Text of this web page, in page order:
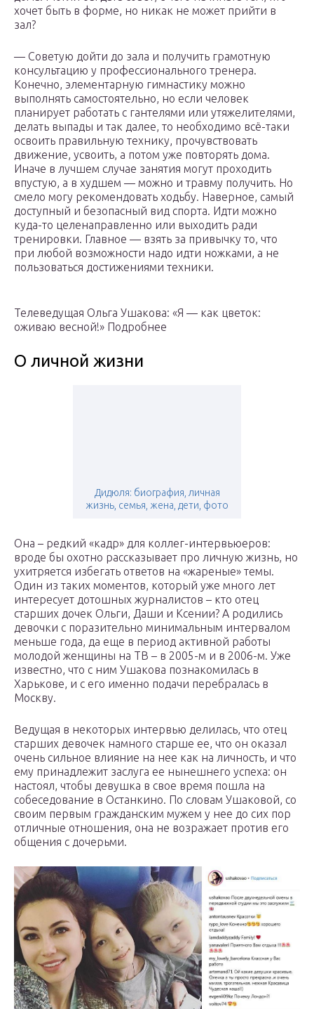
хочет быть в форме, но никак не может прийти в
зал?
— Советую дойти до зала и получить грамотную
консультацию у профессионального тренера.
Конечно, элементарную гимнастику можно
выполнять самостоятельно, но если человек
планирует работать с гантелями или утяжелителями,
делать выпады и так далее, то необходимо всё-таки
освоить правильную технику, прочувствовать
движение, усвоить, а потом уже повторять дома.
Иначе в лучшем случае занятия могут проходить
впустую, а в худшем — можно и травму получить. Но
смело могу рекомендовать ходьбу. Наверное, самый
доступный и безопасный вид спорта. Идти можно
куда-то целенаправленно или выходить ради
тренировки. Главное — взять за привычку то, что
при любой возможности надо идти ножками, а не
пользоваться достижениями техники.
Телеведущая Ольга Ушакова: «Я — как цветок:
оживаю весной!» Подробнее
О личной жизни
Дидюля: биография, личная
жизнь, семья, жена, дети, фото
Она – редкий «кадр» для коллег-интервьюеров:
вроде бы охотно рассказывает про личную жизнь, но
ухитряется избегать ответов на «жареные» темы.
Один из таких моментов, который уже много лет
интересует дотошных журналистов – кто отец
старших дочек Ольги, Даши и Ксении? А родились
девочки с поразительно минимальным интервалом
меньше года, да еще в период активной работы
молодой женщины на ТВ – в 2005-м и в 2006-м. Уже
известно, что с ним Ушакова познакомилась в
Харькове, и с его именно подачи перебралась в
Москву.
Ведущая в некоторых интервью делилась, что отец
старших девочек намного старше ее, что он оказал
очень сильное влияние на нее как на личность, и что
ему принадлежит заслуга ее нынешнего успеха: он
настоял, чтобы девушка в свое время пошла на
собеседование в Останкино. По словам Ушаковой, со
своим первым гражданским мужем у нее до сих пор
отличные отношения, она не возражает против его
общения с дочерьми.